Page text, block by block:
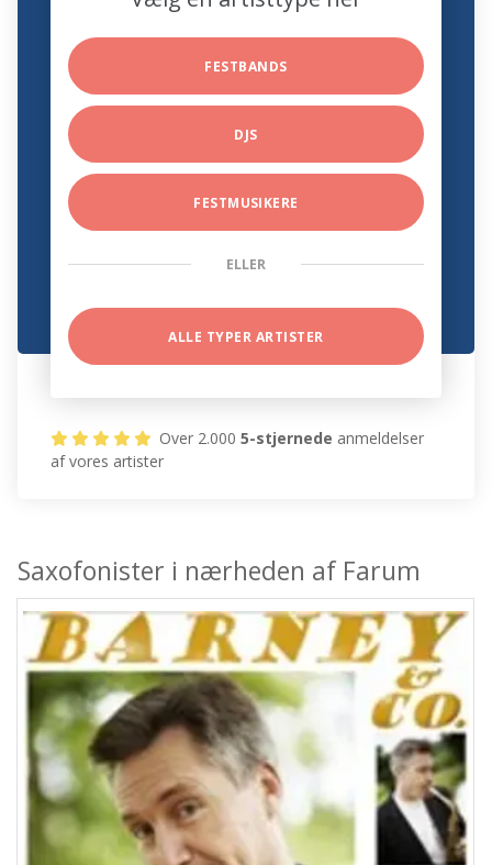
FESTBANDS
DJS
FESTMUSIKERE
ELLER
ALLE TYPER ARTISTER
Over 2.0005-stjernede anmeldelser
af vores artister
Saxofonister i nærheden af Farum